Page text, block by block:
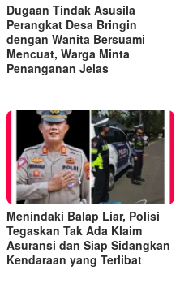
Dugaan Tindak Asusila
Perangkat Desa Bringin
dengan Wanita Bersuami
Mencuat, Warga Minta
Penanganan Jelas
Menindaki Balap Liar, Polisi
Tegaskan Tak Ada Klaim
Asuransi dan Siap Sidangkan
Kendaraan yang Terlibat